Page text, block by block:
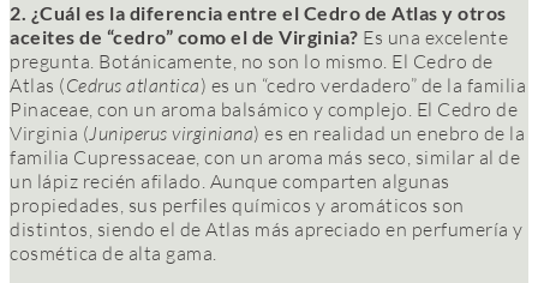
2. ¿Cuál es la diferencia entre el Cedro de Atlas y otros
aceites de “cedro” como el de Virginia? Es una excelente
pregunta. Botánicamente, no son lo mismo. El Cedro de
Atlas (Cedrus atlantica) es un “cedro verdadero” de la familia
Pinaceae, con un aroma balsámico y complejo. El Cedro de
Virginia (Juniperus virginiana) es en realidad un enebro de la
familia Cupressaceae, con un aroma más seco, similar al de
un lápiz recién afilado. Aunque comparten algunas
propiedades, sus perfiles químicos y aromáticos son
distintos, siendo el de Atlas más apreciado en perfumería y
cosmética de alta gama.